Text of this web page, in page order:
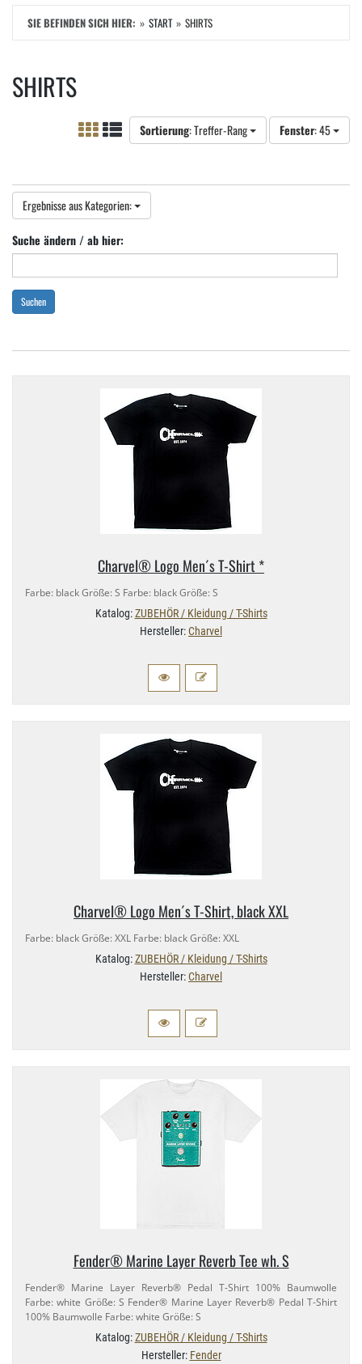
SIE BEFINDEN SICH HIER: START SHIRTS
SHIRTS
Sortierung: Treffer-Rang Fenster: 45
Ergebnisse aus Kategorien:
Suche ändern / ab hier:
Suchen
Charvel® Logo Men´s T-​Shirt *
Farbe: black Größe: S Farbe: black Größe: S
Katalog:ZUBEHÖR / Kleidung / T-Shirts
Hersteller:Charvel
Charvel® Logo Men´s T-​Shirt, black XXL
Farbe: black Größe: XXL Farbe: black Größe: XXL
Katalog:ZUBEHÖR / Kleidung / T-Shirts
Hersteller:Charvel
Fender® Marine Layer Reverb Tee wh. S
Fender® Marine Layer Reverb® Pedal T-​Shirt 100% Baumwolle
Farbe: white Größe: S Fender® Marine Layer Reverb® Pedal T-​Shirt
100% Baumwolle Farbe: white Größe: S
Katalog:ZUBEHÖR / Kleidung / T-Shirts
Hersteller: Fender